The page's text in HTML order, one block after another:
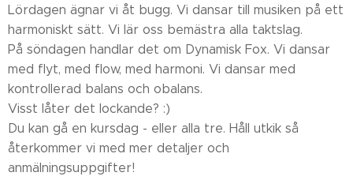
Lördagen ägnar vi åt bugg. Vi dansar till musiken på ett
harmoniskt sätt. Vi lär oss bemästra alla taktslag.
På söndagen handlar det om Dynamisk Fox. Vi dansar
med flyt, med flow, med harmoni. Vi dansar med
kontrollerad balans och obalans.
Visst låter det lockande? :)
Du kan gå en kursdag - eller alla tre. Håll utkik så
återkommer vi med mer detaljer och
anmälningsuppgifter!